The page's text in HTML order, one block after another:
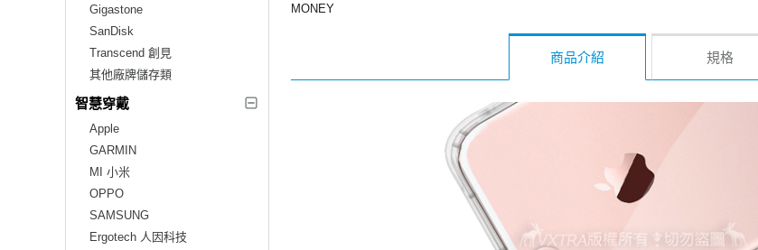
Gigastone
SanDisk
Transcend 創見
其他廠牌儲存類
智慧穿戴
Apple
GARMIN
MI 小米
OPPO
SAMSUNG
Ergotech 人因科技
MONEY
商品介紹 規格